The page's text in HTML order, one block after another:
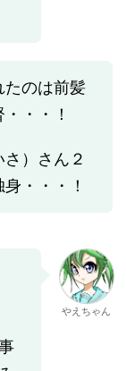
たのは前髪
・・！
）さん２
・・・！
やえちゃん